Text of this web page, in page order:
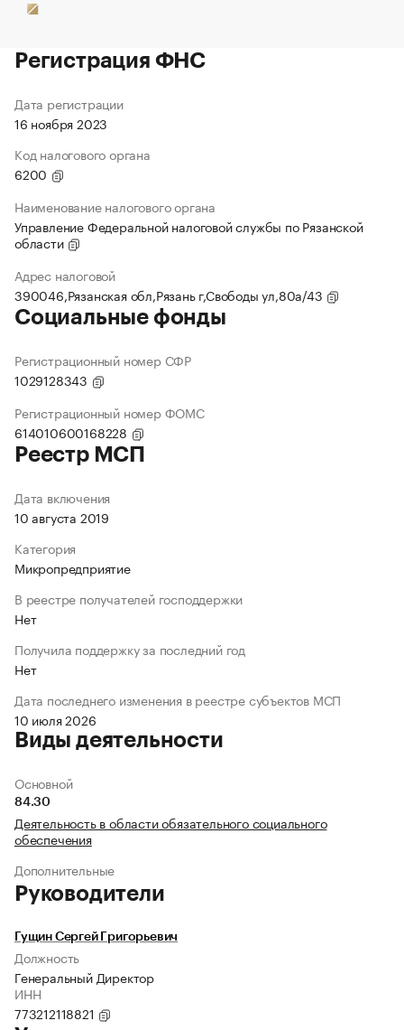
Регистрация ФНС
Дата регистрации
16 ноября 2023
Код налогового органа
6200
Наименование налогового органа
Управление Федеральной налоговой службы по Рязанской
области
Адрес налоговой
390046,Рязанская обл,Рязань г,Свободы ул,80а/43
Социальные фонды
Регистрационный номер СФР
1029128343
Регистрационный номер ФОМС
614010600168228
Реестр МСП
Дата включения
10 августа 2019
Категория
Микропредприятие
В реестре получателей господдержки
Нет
Получила поддержку за последний год
Нет
Дата последнего изменения в реестре субъектов МСП
10 июля 2026
Виды деятельности
Основной
84.30
Деятельность в области обязательного социального
обеспечения
Дополнительные
Руководители
Гущин Сергей Григорьевич
Должность
Генеральный Директор
ИНН
773212118821